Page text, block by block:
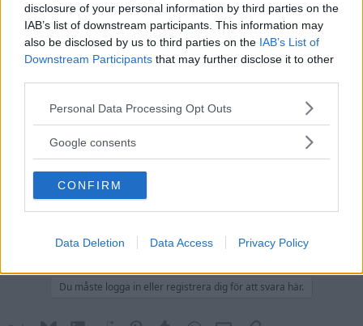
disclosure of your personal information by third parties on the
IAB’s list of downstream participants. This information may
also be disclosed by us to third parties on the IAB’s List of
Downstream Participants that may further disclose it to other
Please note that this website/app uses one or more Google
not limited to your visit or usage behaviour. You may click to
use your data for below specified purposes in below Google
consent section.
Personal Data Processing Opt Outs
Google consents
CONFIRM
Data Deletion Data Access Privacy Policy
/Hook & Leben
Handla - Köpes
Åskviggen
Silver
14 Oktober 2020
Sugen på att köpa 50-tals Omega.
Gärna beefy lugs Och automatiskt urverk. premierar en smidig och bra
DM om ni har en så tar vi det därifrån!
Du måste logga in eller registrera dig för att svara här.